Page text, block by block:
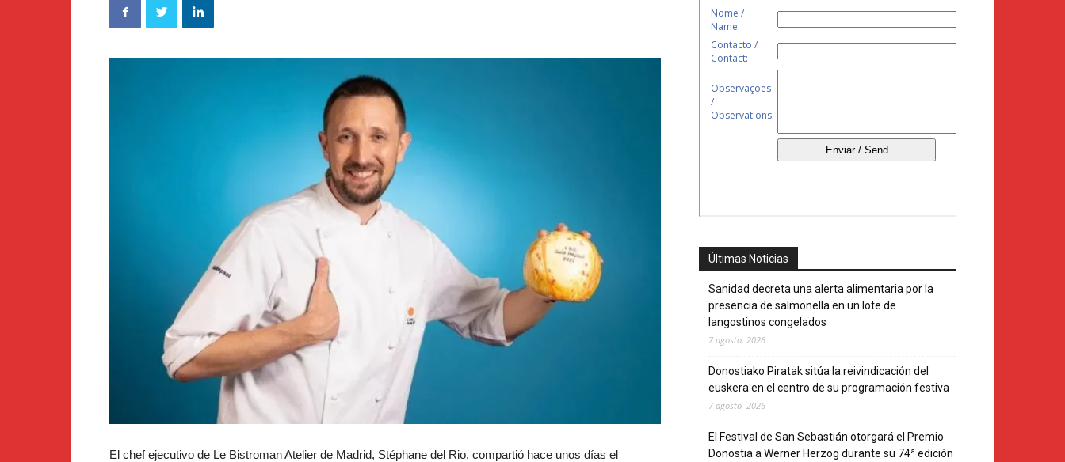
El chef ejecutivo de Le Bistroman Atelier de Madrid, Stéphane del Rio, compartió hace unos días el
Últimas Noticias
Sanidad decreta una alerta alimentaria por la
presencia de salmonella en un lote de
langostinos congelados
7 agosto, 2026
Donostiako Piratak sitúa la reivindicación del
euskera en el centro de su programación festiva
7 agosto, 2026
El Festival de San Sebastián otorgará el Premio
Donostia a Werner Herzog durante su 74ª edición